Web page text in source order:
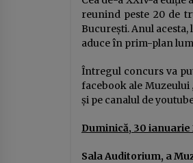
reunind peste 20 de
București. Anul
aduce în prim-plan
Întregul concurs va
facebook ale Muzeului
şi pe canalul de
Duminică, 30 ianuarie
Sala Auditorium, a